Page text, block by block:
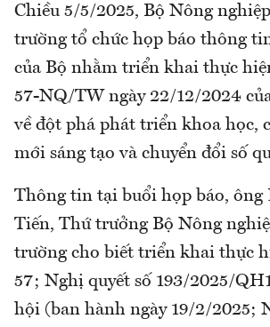
Chiều 5/5/2025, Bộ Nông
trường tổ chức họp báo thông
của Bộ nhằm triển khai thực
57-NQ/TW ngày 22/12/2024
về đột phá phát triển khoa học,
mới sáng tạo và chuyển đổi số
Thông tin tại buổi họp báo, ông
Tiến, Thứ trưởng Bộ Nông
trường cho biết triển khai thực
57; Nghị quyết số 193/2025/
hội (ban hành ngày 19/2/2025;